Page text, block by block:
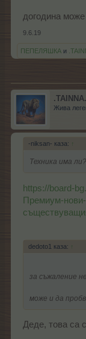
догодина
9.6.19
ПЕПЕЛЯШКА и
.TAINNA.
Жива
-niksan- каза: ↑
Техника има ли?
https://board-
Премиум-
dedoto1 каза: ↑
за съжаление
може и да
Деде, това са